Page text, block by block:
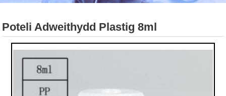
Poteli Adweithydd Plastig 8ml